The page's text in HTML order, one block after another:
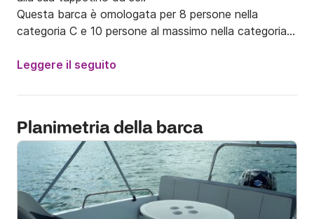
Questa barca è omologata per 8 persone nella
categoria C e 10 persone al massimo nella categoria
visitare le mangrovie per scoprire le isole della laguna
Questo nuovo modello di imbarcazione è stato
progettato dal famoso marchio Beneteau; ha un
comodo spazio di vita a bordo: una consolle con
grande cabina per la memorizzazione delle attività,
tavolo da pozzetto per mangiare o aperitivo, ampio
Leggere il seguito
Planimetria della barca